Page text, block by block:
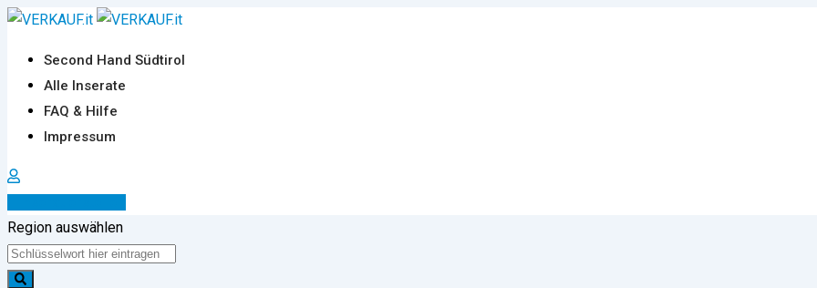
Zum
springen
Second Hand Südtirol
Alle Inserate
FAQ & Hilfe
Impressum
Region auswählen